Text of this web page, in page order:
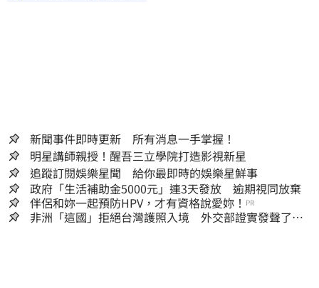
新聞事件即時更新 所有消息一手掌握！
明星講師親授！醒吾三立學院打造影視新星
追蹤訂閱娛樂星聞 給你最即時的娛樂星鮮事
政府「生活補助金5000元」連3天發放 逾期視同放棄
伴侶和妳一起預防HPV，才有資格說愛妳！ PR
非洲「這國」拒絕台灣護照入境 外交部證實發聲了：